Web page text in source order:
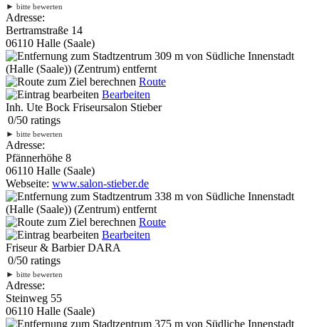
► bitte bewerten
Adresse:
Bertramstraße 14
06110 Halle (Saale)
309 m von Südliche Innenstadt
(Halle (Saale)) (Zentrum) entfernt
Route
Bearbeiten
Inh. Ute Bock Friseursalon Stieber
0/50 ratings
► bitte bewerten
Adresse:
Pfännerhöhe 8
06110 Halle (Saale)
Webseite: www.salon-stieber.de
338 m von Südliche Innenstadt
(Halle (Saale)) (Zentrum) entfernt
Route
Bearbeiten
Friseur & Barbier DARA
0/50 ratings
► bitte bewerten
Adresse:
Steinweg 55
06110 Halle (Saale)
375 m von Südliche Innenstadt